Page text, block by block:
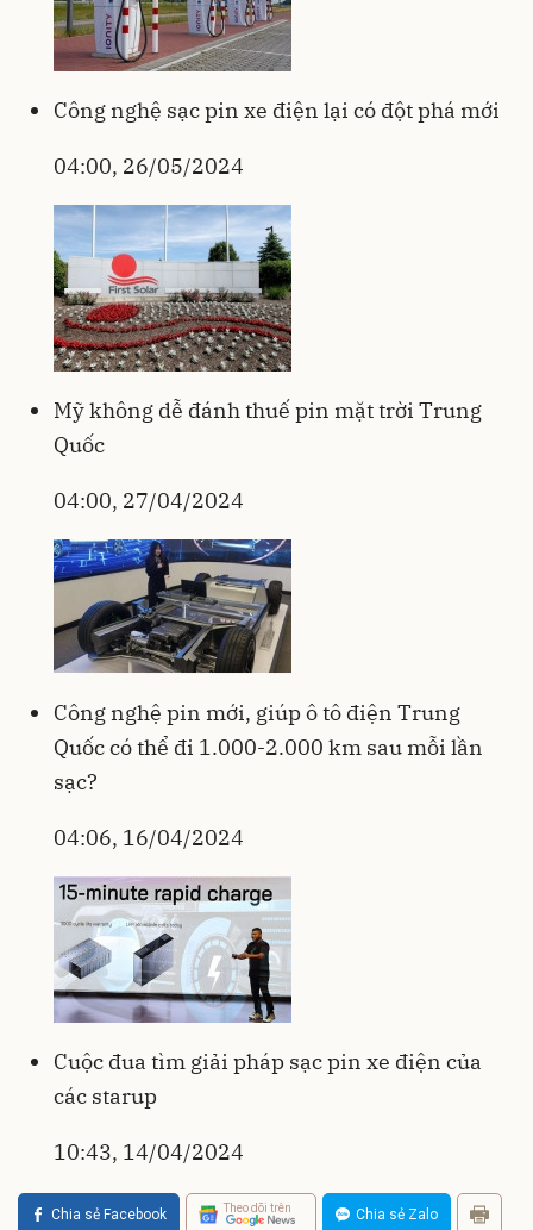
Công nghệ sạc pin xe điện lại có đột phá mới
04:00, 26/05/2024
Mỹ không dễ đánh thuế pin mặt trời Trung
Quốc
04:00, 27/04/2024
Công nghệ pin mới, giúp ô tô điện Trung
Quốc có thể đi 1.000-2.000 km sau mỗi lần
sạc?
04:06, 16/04/2024
Cuộc đua tìm giải pháp sạc pin xe điện của
các starup
10:43, 14/04/2024
Chia sẻ Facebook Theo dõi trên Chia sẻ Zalo